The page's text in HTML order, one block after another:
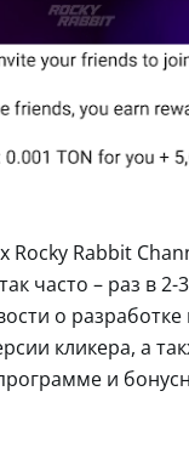
Rocky Rabbit
часто – раз в 2-
о разработке
кликера, а
и